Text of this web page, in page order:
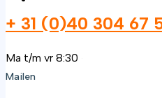
+ 31 (0)40 304 67
Ma t/m vr 8:30 — 17:00
Mailen